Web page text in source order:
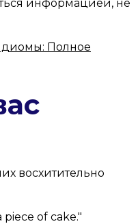
информацией, не
Полное
восхитительно
piece of cake."